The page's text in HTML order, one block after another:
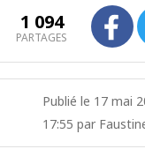
1 094
PARTAGES
Publié le 17 mai
17:55 par